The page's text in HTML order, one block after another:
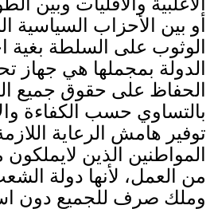
أو بين الأحزاب السياسية
الوثوب على السلطة بغية
الدولة بمجملها هي جهاز
الحفاظ على حقوق جميع
بالتساوي حسب الكفاءة
توفير هامش الرعاية
المواطنين الذين
من العمل، لأنها دولة
وملك صرف للجميع دون